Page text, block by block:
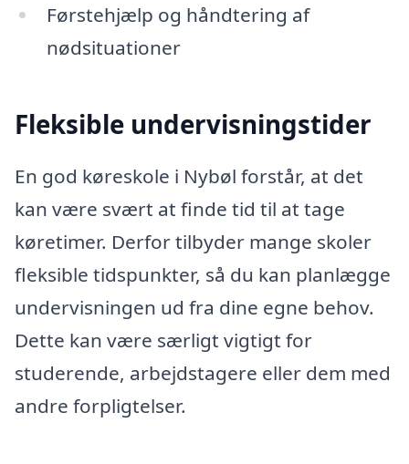
Førstehjælp og håndtering af
nødsituationer
Fleksible undervisningstider
En god køreskole i Nybøl forstår, at det
kan være svært at finde tid til at tage
køretimer. Derfor tilbyder mange skoler
fleksible tidspunkter, så du kan planlægge
undervisningen ud fra dine egne behov.
Dette kan være særligt vigtigt for
studerende, arbejdstagere eller dem med
andre forpligtelser.